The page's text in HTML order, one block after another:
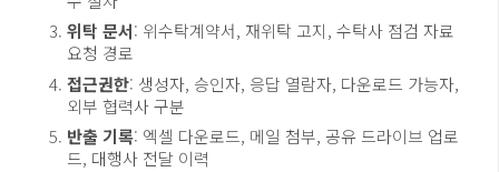
위탁 문서: 위수탁계약서, 재위탁 고지, 수탁사 점검 자료
요청 경로
접근권한: 생성자, 승인자, 응답 열람자, 다운로드 가능자,
외부 협력사 구분
반출 기록: 엑셀 다운로드, 메일 첨부, 공유 드라이브 업로
드, 대행사 전달 이력